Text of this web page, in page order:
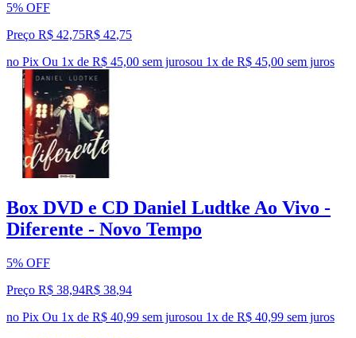
5% OFF
Preço R$ 42,75R$ 42,75
no Pix Ou 1x de R$ 45,00 sem jurosou 1x de R$ 45,00 sem juros
Box DVD e CD Daniel Ludtke Ao Vivo -
Diferente - Novo Tempo
5% OFF
Preço R$ 38,94R$ 38,94
no Pix Ou 1x de R$ 40,99 sem jurosou 1x de R$ 40,99 sem juros